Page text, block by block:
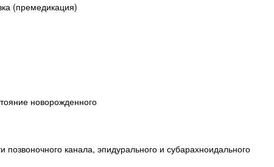
(премедикация)
новорожденного
канала, эпидурального и субарахноидального